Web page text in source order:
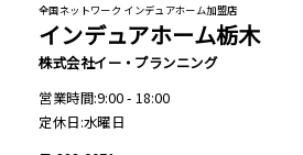
全国ネットワーク インデュアホーム加盟店
インデュアホーム栃木
株式会社イー・プランニング
営業時間:9:00 - 18:00
定休日:水曜日